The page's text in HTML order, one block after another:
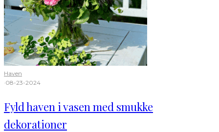
Haven
·08-23-2024
Fyld haven i vasen med smukke
dekorationer